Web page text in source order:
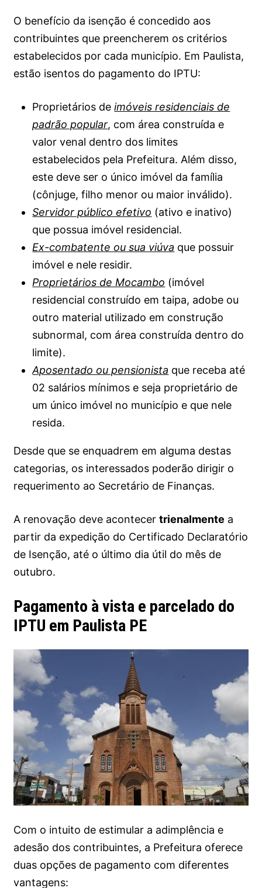
O benefício da isenção é concedido aos
contribuintes que preencherem os critérios
estabelecidos por cada município. Em Paulista,
estão isentos do pagamento do IPTU:
Proprietários deimóveis residenciais de
padrão popular, com área construída e
valor venal dentro dos limites
estabelecidos pela Prefeitura. Além disso,
este deve ser o único imóvel da família
(cônjuge, filho menor ou maior inválido).
Servidor público efetivo (ativo e inativo)
que possua imóvel residencial.
Ex-combatente ou sua viúva que possuir
imóvel e nele residir.
Proprietários de Mocambo (imóvel
residencial construído em taipa, adobe ou
outro material utilizado em construção
subnormal, com área construída dentro do
limite).
Aposentado ou pensionista que receba até
02 salários mínimos e seja proprietário de
um único imóvel no município e que nele
resida.
Desde que se enquadrem em alguma destas
categorias, os interessados poderão dirigir o
requerimento ao Secretário de Finanças.
A renovação deve acontecertrienalmente a
partir da expedição do Certificado Declaratório
de Isenção, até o último dia útil do mês de
outubro.
Pagamento à vista e parcelado do
IPTU em Paulista PE
Com o intuito de estimular a adimplência e
adesão dos contribuintes, a Prefeitura oferece
duas opções de pagamento com diferentes
vantagens: